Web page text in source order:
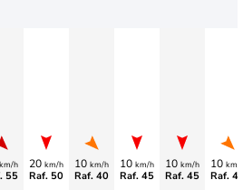
km/h
55
20 km/h
Raf. 50
10 km/h
Raf. 40
10 km/h
Raf. 45
10 km/h
Raf. 45
10 km/
Raf.